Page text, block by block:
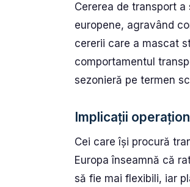
Cererea de transport
europene, agravând
cererii care a mascat
comportamentul
sezonieră pe termen
Implicații
Cei care își procură
Europa înseamnă că
să fie mai flexibili, iar